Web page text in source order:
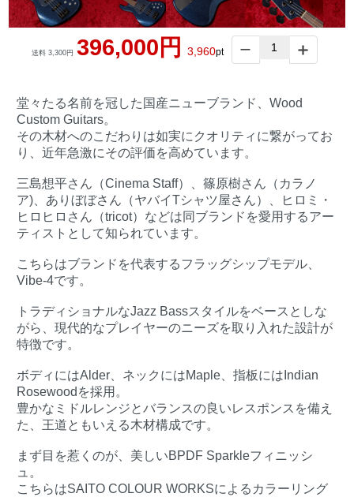
送料 3,300円 396,000円 3,960pt
堂々たる名前を冠した国産ニューブランド、Wood
Custom Guitars。
その木材へのこだわりは如実にクオリティに繋がってお
り、近年急激にその評価を高めています。
三島想平さん（Cinema Staff）、篠原樹さん（カラノ
ア)、ありぼぼさん（ヤバイTシャツ屋さん）、ヒロミ・
ヒロヒロさん（tricot）などは同ブランドを愛用するアー
ティストとして知られています。
こちらはブランドを代表するフラッグシップモデル、
Vibe-4です。
トラディショナルなJazz Bassスタイルをベースとしな
がら、現代的なプレイヤーのニーズを取り入れた設計が
特徴です。
ボディにはAlder、ネックにはMaple、指板にはIndian
Rosewoodを採用。
豊かなミドルレンジとバランスの良いレスポンスを備え
た、王道ともいえる木材構成です。
まず目を惹くのが、美しいBPDF Sparkleフィニッシ
ュ。
こちらはSAITO COLOUR WORKSによるカラーリング